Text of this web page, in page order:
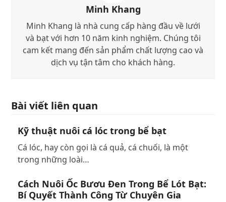
Minh Khang
Minh Khang là nhà cung cấp hàng đầu về lưới
và bạt với hơn 10 năm kinh nghiệm. Chúng tôi
cam kết mang đến sản phẩm chất lượng cao và
dịch vụ tận tâm cho khách hàng.
Bài viết liên quan
Kỹ thuật nuôi cá lóc trong bể bạt
Cá lóc, hay còn gọi là cá quả, cá chuối, là một
trong những loài…
Cách Nuôi Ốc Bươu Đen Trong Bể Lót Bạt:
Bí Quyết Thành Công Từ Chuyên Gia